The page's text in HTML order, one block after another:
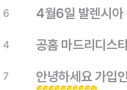
6 4월6일 발렌시아
4 공홈 마드리디스
7 안녕하세요 가입